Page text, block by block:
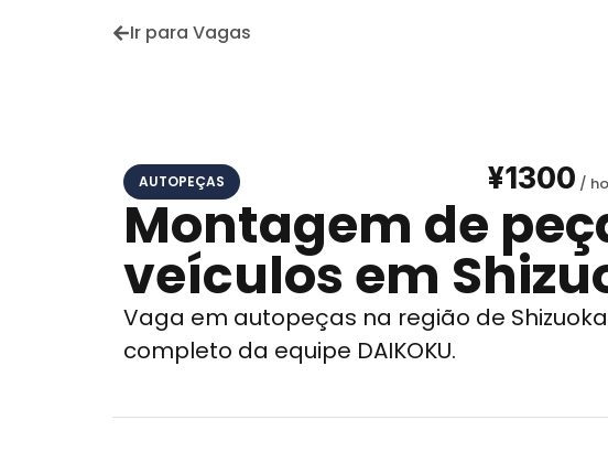
Ir para Vagas
AUTOPEÇAS ¥1300
Montagem de
veículos em
Vaga em autopeças na região de
completo da equipe DAIKOKU.